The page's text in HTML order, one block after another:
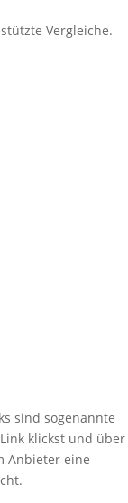
Vergleiche.
sind sogenannte
klickst und über
Anbieter eine